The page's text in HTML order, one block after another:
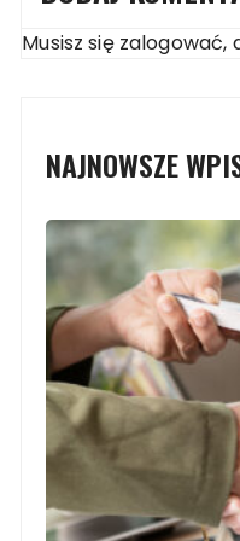
Musisz się zalogować,
NAJNOWSZE